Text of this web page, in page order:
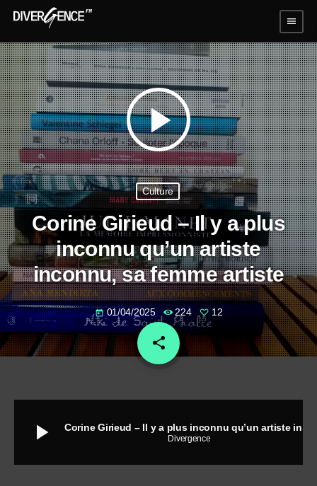
menu
play_arrow
Culture
Corine Girieud – Il y a plus
inconnu qu’un artiste
inconnu, sa femme artiste
today 01/04/2025 224 12
share
email
play_arrow Divergence